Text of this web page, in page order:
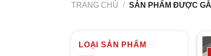
TRANG CHỦ / SẢN PHẨM ĐƯỢC
LOẠI SẢN PHẨM